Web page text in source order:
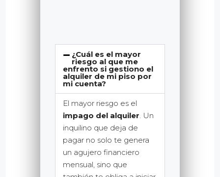
¿Cuál es el mayor
riesgo al que me
enfrento si gestiono el
alquiler de mi piso por
mi cuenta?
El mayor riesgo es el
impago del alquiler. Un
inquilino que deja de
pagar no solo te genera
un agujero financiero
mensual, sino que